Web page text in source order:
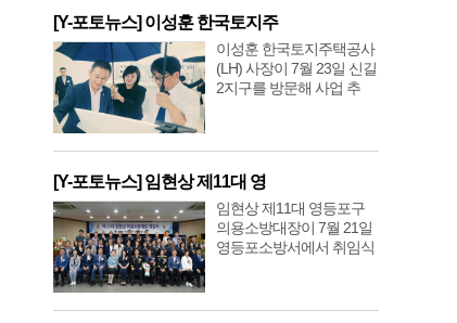
[Y-포토뉴스] 이성훈 한국토지주
이성훈 한국토지주택공사
(LH) 사장이 7월 23일 신길
2지구를 방문해 사업 추
[Y-포토뉴스] 임현상 제11대 영
임현상 제11대 영등포구
의용소방대장이 7월 21일
영등포소방서에서 취임식